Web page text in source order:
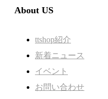
About US
ttshop紹介
新着ニュース
イベント
お問い合わせ